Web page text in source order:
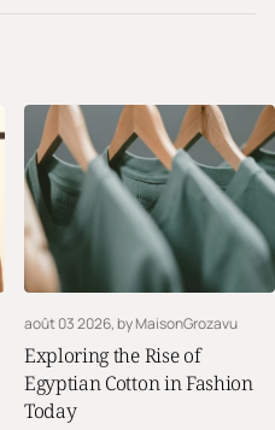
août 03 2026, by MaisonGrozavu
Exploring the Rise of
Egyptian Cotton in Fashion
Today